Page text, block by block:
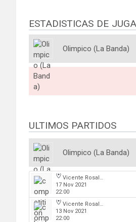
ESTADISTICAS DE
Olimpico (La Banda)
ULTIMOS PARTIDOS
Olimpico (La Banda)
Vicente Rosales
17 Nov 2021
22:00
Vicente Rosales
13 Nov 2021
22:00